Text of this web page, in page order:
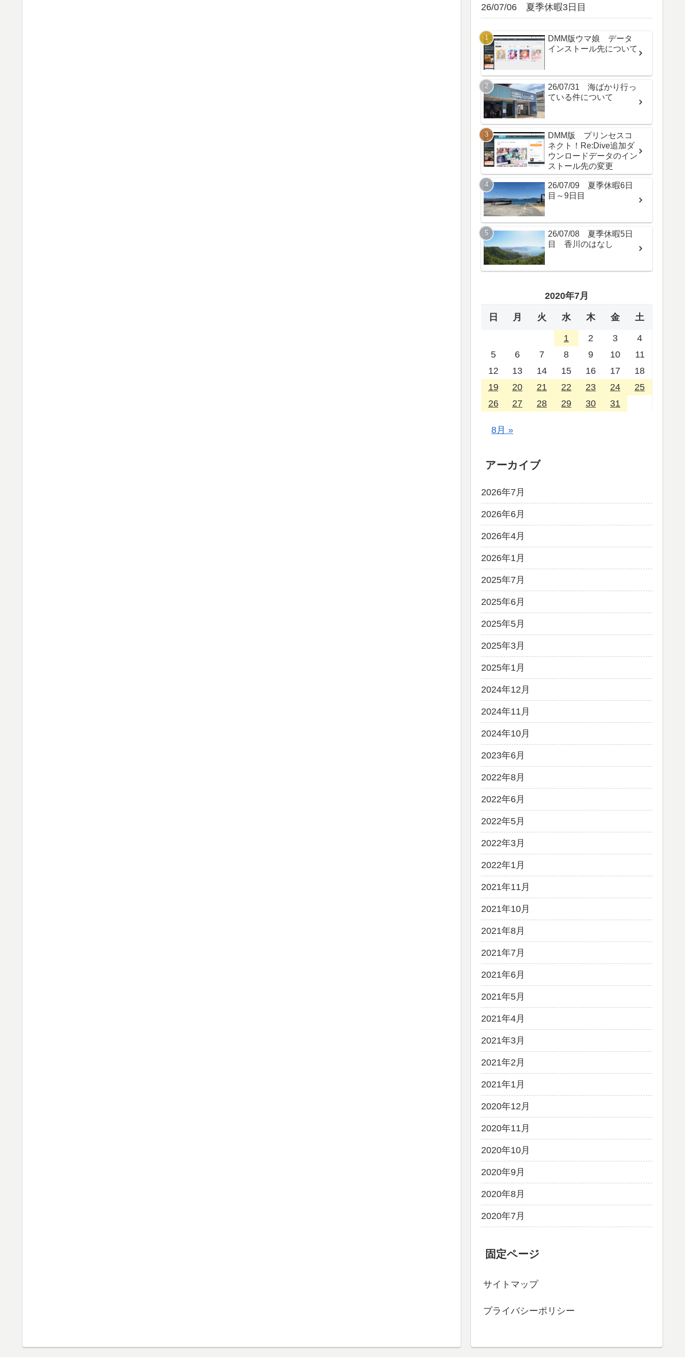
26/07/06 夏季休暇3日目
DMM版ウマ娘 データ
インストール先について
26/07/31 海ばかり行っ
ている件について
DMM版 プリンセスコ
ネクト！Re:Dive追加ダ
ウンロードデータのイン
ストール先の変更
26/07/09 夏季休暇6日
目～9日目
26/07/08 夏季休暇5日
目 香川のはなし
2020年7月
日 月 火 水 木 金 土
1 2 3
4
5
6 7 8 9 10
11
12
13 14 15 16 17
18
19
20 21 22 23 24
25
26
27 28 29 30 31
8月 »
アーカイブ
2026年7月
2026年6月
2026年4月
2026年1月
2025年7月
2025年6月
2025年5月
2025年3月
2025年1月
2024年12月
2024年11月
2024年10月
2023年6月
2022年8月
2022年6月
2022年5月
2022年3月
2022年1月
2021年11月
2021年10月
2021年8月
2021年7月
2021年6月
2021年5月
2021年4月
2021年3月
2021年2月
2021年1月
2020年12月
2020年11月
2020年10月
2020年9月
2020年8月
2020年7月
固定ページ
サイトマップ
プライバシーポリシー